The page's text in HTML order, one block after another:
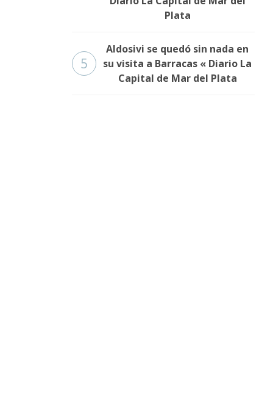
Plata
5
Aldosivi se quedó sin nada en
su visita a Barracas « Diario La
Capital de Mar del Plata